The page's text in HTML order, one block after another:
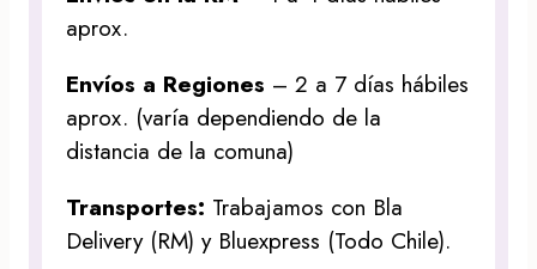
aprox.
Envíos a Regiones – 2 a 7 días hábiles
aprox. (varía dependiendo de la
distancia de la comuna)
Transportes: Trabajamos con Bla
Delivery (RM) y Bluexpress (Todo Chile).